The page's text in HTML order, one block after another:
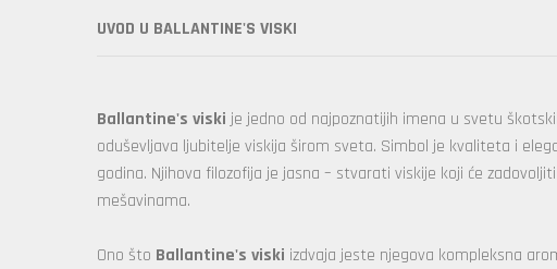
UVOD U BALLANTINE'S VISKI
Ballantine's viski je jedno od najpoznatijih imena u svetu
oduševljava ljubitelje viskija širom sveta. Simbol je kvaliteta i
godina. Njihova filozofija je jasna – stvarati viskije koji će
mešavinama.
Ono što Ballantine's viski izdvaja jeste njegova kompleksna